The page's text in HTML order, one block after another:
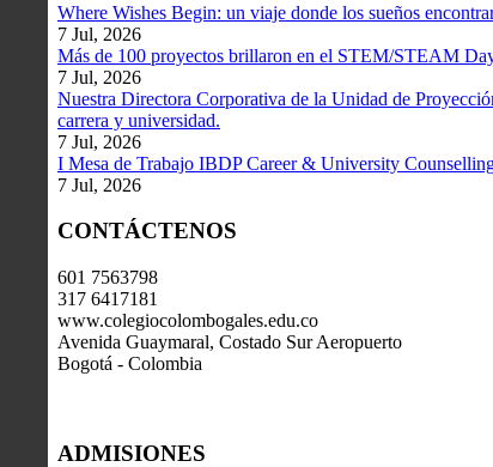
Where Wishes Begin: un viaje donde los sueños
7 Jul, 2026
Más de 100 proyectos brillaron en el STEM/STEAM
7 Jul, 2026
Nuestra Directora Corporativa de la Unidad de
carrera y universidad.
7 Jul, 2026
I Mesa de Trabajo IBDP Career & University
7 Jul, 2026
CONTÁCTENOS
601 7563798
317 6417181
www.colegiocolombogales.edu.co
Avenida Guaymaral, Costado Sur Aeropuerto
Bogotá - Colombia
ADMISIONES